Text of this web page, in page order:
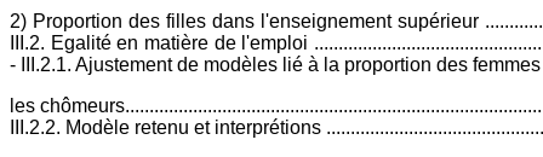
2) Proportion des filles dans l'enseignement supérieur
III.2. Egalité en matière de l'emploi
- III.2.1. Ajustement de modèles lié à la proportion des
les
III.2.2. Modèle retenu et interprétions